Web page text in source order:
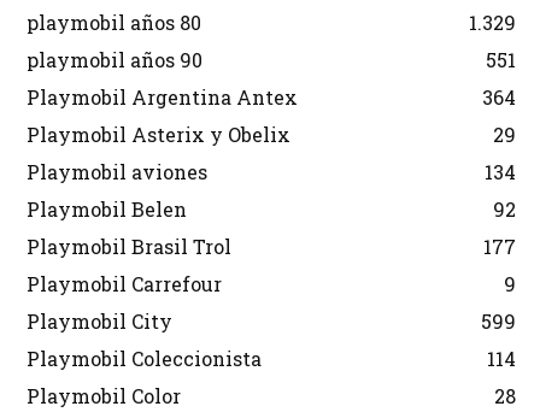
playmobil años 80
1.329
playmobil años 90
551
Playmobil Argentina Antex
364
Playmobil Asterix y Obelix
29
Playmobil aviones
134
Playmobil Belen
92
Playmobil Brasil Trol
177
Playmobil Carrefour
9
Playmobil City
599
Playmobil Coleccionista
114
Playmobil Color
28